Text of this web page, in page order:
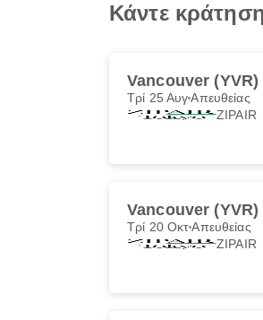
Κάντε
Vancouver (YVR)
Τρί 25 ΑυγΑπευθείας
ZIPAIR
Vancouver (YVR)
Τρί 20 ΟκτΑπευθείας
ZIPAIR